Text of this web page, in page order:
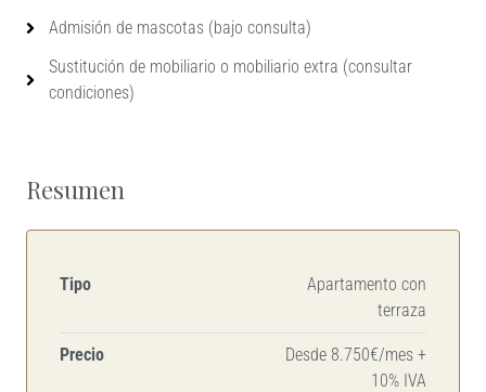
Admisión de mascotas (bajo consulta)
Sustitución de mobiliario o mobiliario extra (consultar
condiciones)
Resumen
Tipo
Apartamento con
terraza
Precio
Desde 8.750€/mes +
10% IVA